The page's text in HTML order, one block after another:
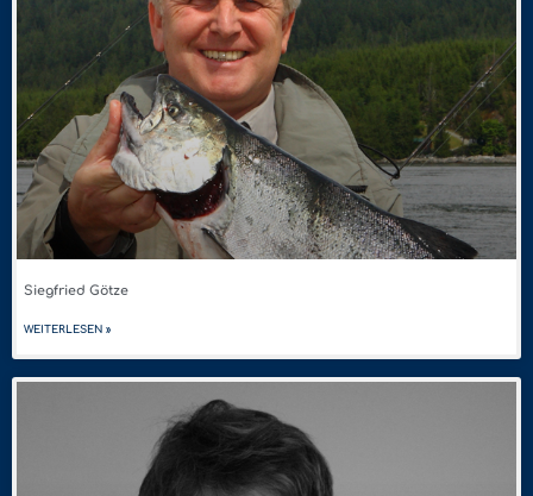
Siegfried Götze
WEITERLESEN »